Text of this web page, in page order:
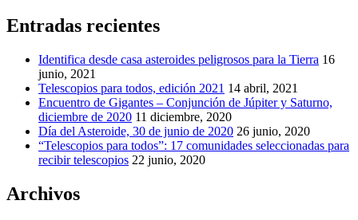
Entradas recientes
Identifica desde casa asteroides peligrosos para la Tierra 16
junio, 2021
Telescopios para todos, edición 2021 14 abril, 2021
Encuentro de Gigantes – Conjunción de Júpiter y Saturno,
diciembre de 2020 11 diciembre, 2020
Día del Asteroide, 30 de junio de 2020 26 junio, 2020
“Telescopios para todos”: 17 comunidades seleccionadas para
recibir telescopios 22 junio, 2020
Archivos